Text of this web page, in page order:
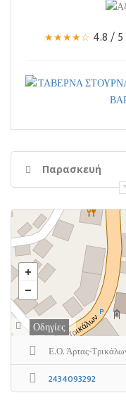
★★★★☆ 4.8 / 5
Παρασκευή
Οδηγίες
Ε.Ο. Άρτας-
2434093292